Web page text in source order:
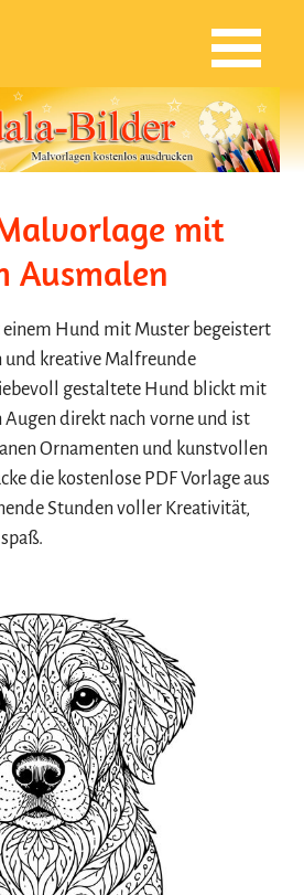
mit
Ausmalen
Hund mit Muster begeistert
und kreative Malfreunde
gestaltete Hund blickt mit
Augen direkt nach vorne und ist
Ornamenten und kunstvollen
die kostenlose PDF Vorlage aus
Stunden voller Kreativität,